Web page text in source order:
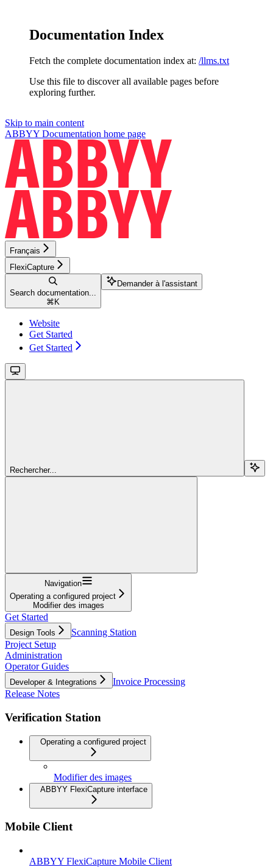
Documentation Index
Fetch the complete documentation index at: /llms.txt
Use this file to discover all available pages before
exploring further.
Skip to main content
ABBYY Documentation home page
Français
FlexiCapture
Search documentation...
⌘ K
Demander à l'assistant
Website
Get Started
Get Started
Rechercher...
Navigation
Operating a configured project
Modifier des images
Get Started
Design Tools
Scanning Station
Project Setup
Administration
Operator Guides
Developer & Integrations
Invoice Processing
Release Notes
Verification Station
Operating a configured project
Modifier des images
ABBYY FlexiCapture interface
Mobile Client
ABBYY FlexiCapture Mobile Client